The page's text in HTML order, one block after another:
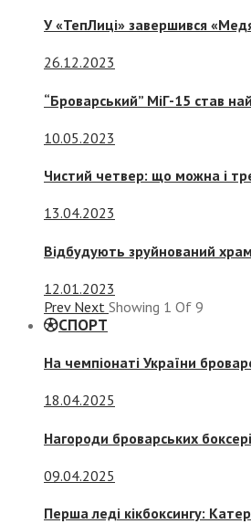
У «ТепЛиці» завершився
26.12.2023
“Броварський” МіГ-15 став
10.05.2023
Чистий четвер: що можна і
13.04.2023
Відбудують зруйнований
12.01.2023
Prev Next Showing 1 Of 9
СПОРТ
На чемпіонаті України
18.04.2025
Нагороди броварських
09.04.2025
Перша леді кікбоксингу: